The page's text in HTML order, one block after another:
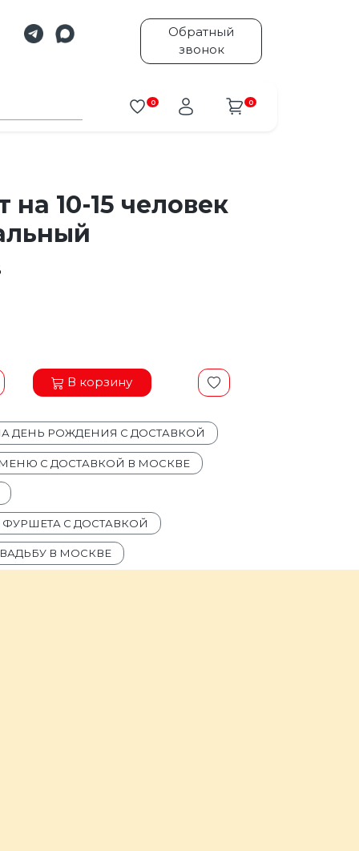
Обратный
звонок
0 0
10-15 человек
В корзину
ДЕНЬ РОЖДЕНИЯ С ДОСТАВКОЙ
С ДОСТАВКОЙ В МОСКВЕ
ФУРШЕТА С ДОСТАВКОЙ
В МОСКВЕ